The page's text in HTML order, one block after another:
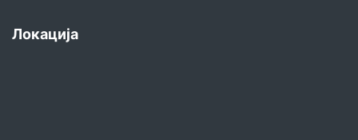
Локација